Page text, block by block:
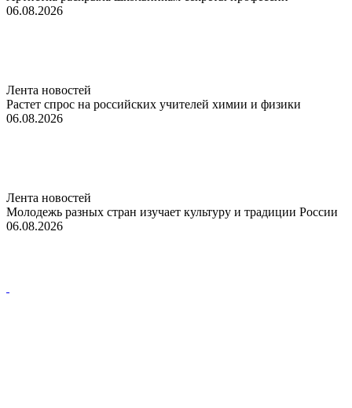
06.08.2026
Лента новостей
Растет спрос на российских учителей химии и физики
06.08.2026
Лента новостей
Молодежь разных стран изучает культуру и традиции России
06.08.2026